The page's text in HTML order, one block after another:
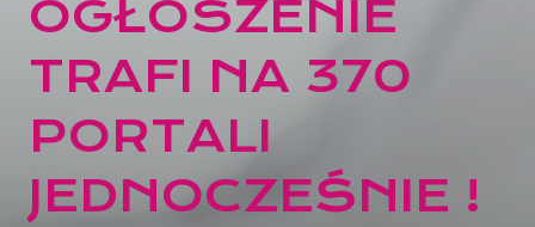
OGŁOSZENIE
TRAFI NA 370
PORTALI
JEDNOCZEŚNIE !